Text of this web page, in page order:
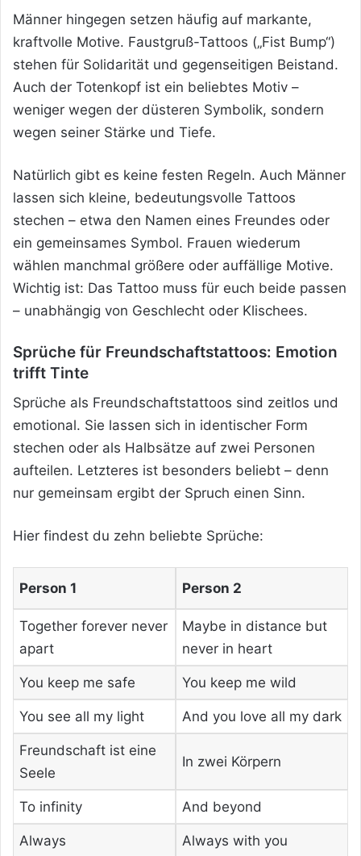
Männer hingegen setzen häufig auf markante,
kraftvolle Motive. Faustgruß-Tattoos („Fist Bump“)
stehen für Solidarität und gegenseitigen Beistand.
Auch der Totenkopf ist ein beliebtes Motiv –
weniger wegen der düsteren Symbolik, sondern
wegen seiner Stärke und Tiefe.
Natürlich gibt es keine festen Regeln. Auch Männer
lassen sich kleine, bedeutungsvolle Tattoos
stechen – etwa den Namen eines Freundes oder
ein gemeinsames Symbol. Frauen wiederum
wählen manchmal größere oder auffällige Motive.
Wichtig ist: Das Tattoo muss für euch beide passen
– unabhängig von Geschlecht oder Klischees.
Sprüche für Freundschaftstattoos: Emotion
trifft Tinte
Sprüche als Freundschaftstattoos sind zeitlos und
emotional. Sie lassen sich in identischer Form
stechen oder als Halbsätze auf zwei Personen
aufteilen. Letzteres ist besonders beliebt – denn
nur gemeinsam ergibt der Spruch einen Sinn.
Hier findest du zehn beliebte Sprüche:
Person 1 Person 2
Together forever never
apart
Maybe in distance but
never in heart
You keep me safe You keep me wild
You see all my light And you love all my dark
Freundschaft ist eine
Seele
In zwei Körpern
To infinity And beyond
Always Always with you